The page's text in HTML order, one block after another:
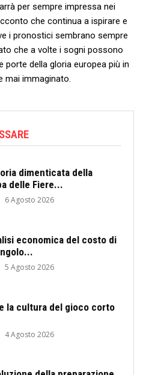
per sempre impressa nei
che continua a ispirare e⁣
i pronostici sembrano ‍sempre​
che a volte i​ sogni possono
porte della gloria europea ⁢più in
mai immaginato.
dimenticata della
delle Fiere...
6 Agosto 2026
economica del costo di
5 Agosto 2026
la cultura del gioco corto
4 Agosto 2026